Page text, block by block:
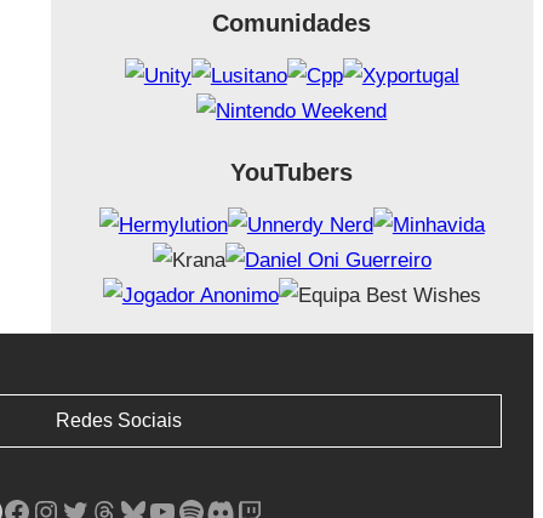
Comunidades
YouTubers
Redes Sociais
Facebook Instagram Twitter Threads Bluesky YouTube Spotify Discord Twitch